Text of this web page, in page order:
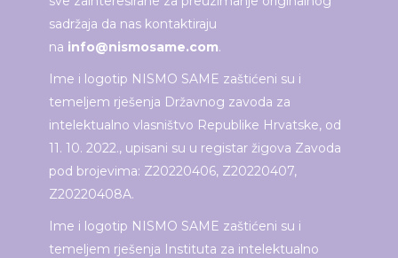
sadržaja da nas kontaktiraju
na info@nismosame.com.
Ime i logotip NISMO SAME zaštićeni su i
temeljem rješenja Državnog zavoda za
intelektualno vlasništvo Republike Hrvatske, od
11. 10. 2022., upisani su u registar žigova Zavoda
pod brojevima: Z20220406, Z20220407,
Z20220408A.
Ime i logotip NISMO SAME zaštićeni su i
temeljem rješenja Instituta za intelektualno